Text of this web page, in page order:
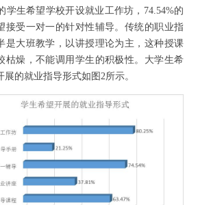
学生希望学校开设就业工作坊，74.54%的
接受一对一的针对性辅导。传统的职业指
是大班教学，以讲授理论为主，这种授课
枯燥，不能调用学生的积极性。大学生希
展的就业指导形式如图2所示。